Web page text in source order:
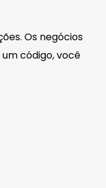
Os negócios
código, você